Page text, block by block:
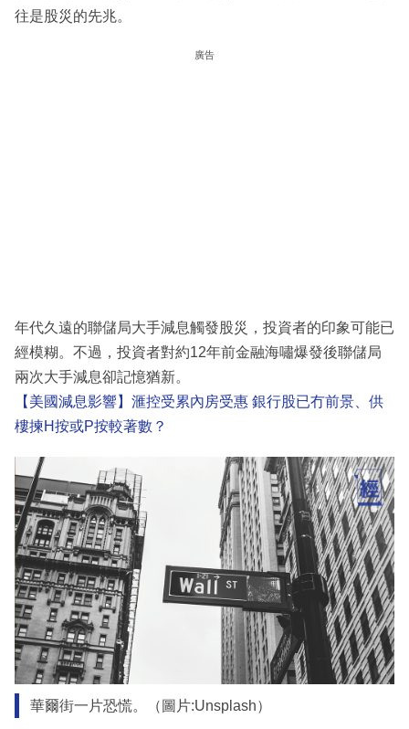
往是股災的先兆。
廣告
年代久遠的聯儲局大手減息觸發股災，投資者的印象可能已
經模糊。不過，投資者對約12年前金融海嘯爆發後聯儲局
兩次大手減息卻記憶猶新。
【美國減息影響】滙控受累內房受惠 銀行股已冇前景、供
樓揀H按或P按較著數？
華爾街一片恐慌。（圖片:Unsplash）